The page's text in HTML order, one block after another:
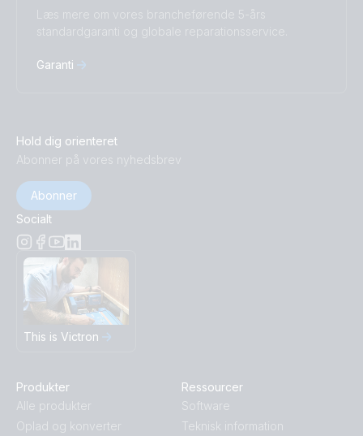
Læs mere om vores brancheførende 5-års
standardgaranti og globale reparationsservice.
Garanti
Hold dig orienteret
Abonner på vores nyhedsbrev
Abonner
Socialt
This is Victron
Produkter
Alle produkter
Oplad og konverter
Ressourcer
Software
Teknisk information